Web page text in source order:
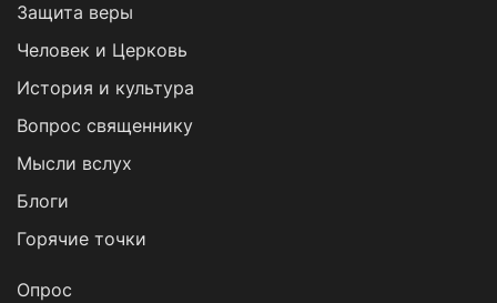
Защита веры
Человек и Церковь
История и культура
Вопрос священнику
Мысли вслух
Блоги
Горячие точки
Опрос